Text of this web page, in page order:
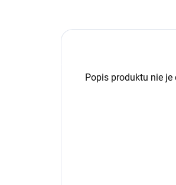
Popis produktu nie je